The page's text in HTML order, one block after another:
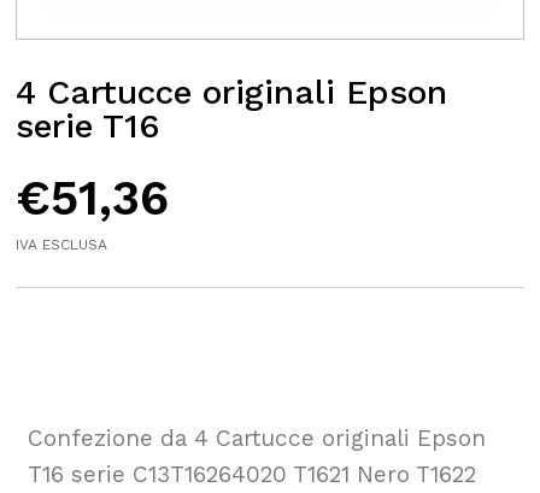
4 Cartucce originali Epson
serie T16
€51,36
IVA ESCLUSA
Confezione da 4 Cartucce originali Epson
T16 serie C13T16264020 T1621 Nero T1622